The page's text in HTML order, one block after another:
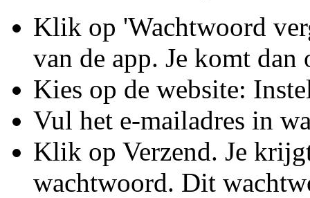
Klik op 'Wachtwoord
van de app. Je komt
Kies op de website:
Vul het e-mailadres in
Klik op Verzend. Je
wachtwoord. Dit